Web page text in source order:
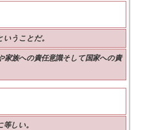
うことだ。
家族への責任意識そして国家への責
しい。